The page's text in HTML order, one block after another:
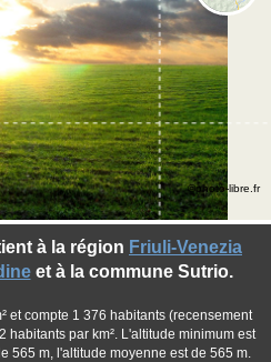
à la région Friuli-Venezia
et à la commune Sutrio.
et compte 1 376 habitants (recensement
par km². L'altitude minimum est
565 m, l'altitude moyenne est de 565 m.
©photo-libre.fr